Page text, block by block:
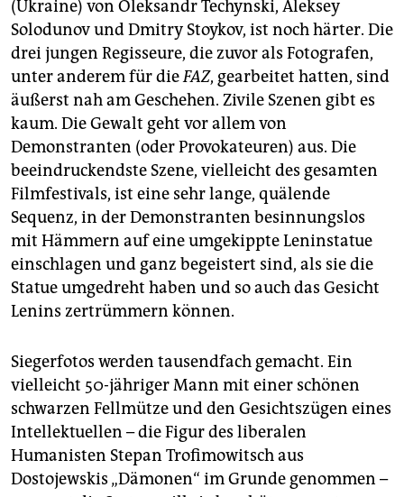
(Ukraine) von Oleksandr Techynski, Aleksey
Solodunov und Dmitry Stoykov, ist noch härter. Die
drei jungen Regisseure, die zuvor als Fotografen,
unter anderem für dieFAZ, gearbeitet hatten, sind
äußerst nah am Geschehen. Zivile Szenen gibt es
kaum. Die Gewalt geht vor allem von
Demonstranten (oder Provokateuren) aus. Die
beeindruckendste Szene, vielleicht des gesamten
Filmfestivals, ist eine sehr lange, quälende
Sequenz, in der Demonstranten besinnungslos
mit Hämmern auf eine umgekippte Leninstatue
einschlagen und ganz begeistert sind, als sie die
Statue umgedreht haben und so auch das Gesicht
Lenins zertrümmern können.
Siegerfotos werden tausendfach gemacht. Ein
vielleicht 50-jähriger Mann mit einer schönen
schwarzen Fellmütze und den Gesichtszügen eines
Intellektuellen – die Figur des liberalen
Humanisten Stepan Trofimowitsch aus
Dostojewskis „Dämonen“ im Grunde genommen –